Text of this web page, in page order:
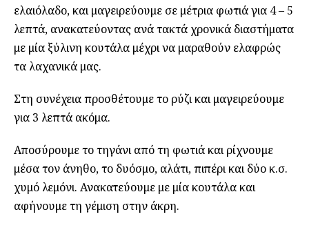
ελαιόλαδο, και μαγειρεύουμε σε μέτρια φωτιά για 4 – 5
λεπτά, ανακατεύοντας ανά τακτά χρονικά διαστήματα
με μία ξύλινη κουτάλα μέχρι να μαραθούν ελαφρώς
τα λαχανικά μας.
Στη συνέχεια προσθέτουμε το ρύζι και μαγειρεύουμε
για 3 λεπτά ακόμα.
Αποσύρουμε το τηγάνι από τη φωτιά και ρίχνουμε
μέσα τον άνηθο, το δυόσμο, αλάτι, πιπέρι και δύο κ.σ.
χυμό λεμόνι. Ανακατεύουμε με μία κουτάλα και
αφήνουμε τη γέμιση στην άκρη.